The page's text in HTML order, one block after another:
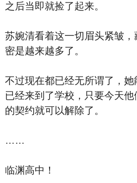
之后当即就捡了起来。
苏婉清看着这一切眉头紧皱
密是越来越多了。
不过现在都已经无所谓了，她
已经来到了学校，只要今天
的契约就可以解除了。
……
临渊高中！